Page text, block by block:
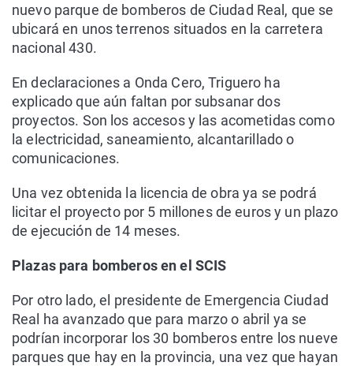
nuevo parque de bomberos de Ciudad Real, que se
ubicará en unos terrenos situados en la carretera
nacional 430.
En declaraciones a Onda Cero, Triguero ha
explicado que aún faltan por subsanar dos
proyectos. Son los accesos y las acometidas como
la electricidad, saneamiento, alcantarillado o
comunicaciones.
Una vez obtenida la licencia de obra ya se podrá
licitar el proyecto por 5 millones de euros y un plazo
de ejecución de 14 meses.
Plazas para bomberos en el SCIS
Por otro lado, el presidente de Emergencia Ciudad
Real ha avanzado que para marzo o abril ya se
podrían incorporar los 30 bomberos entre los nueve
parques que hay en la provincia, una vez que hayan